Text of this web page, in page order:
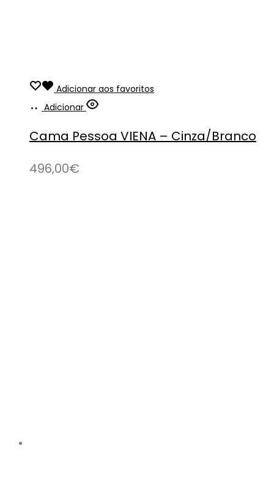
Adicionar aos favoritos
Adicionar
Cama Pessoa VIENA – Cinza/Branco
496,00€